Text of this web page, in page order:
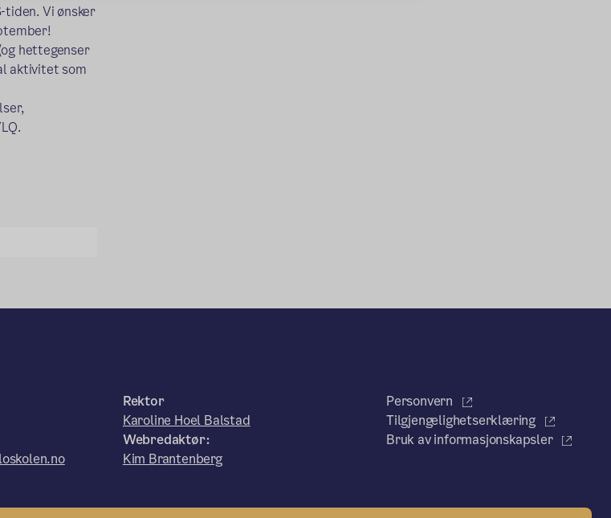
Vi ønsker
hettegenser
aktivitet som
Rektor
Karoline Hoel Balstad
Webredaktør:
Kim Brantenberg
Personvern
Tilgjengelighetserklæring
Bruk av informasjonskapsler